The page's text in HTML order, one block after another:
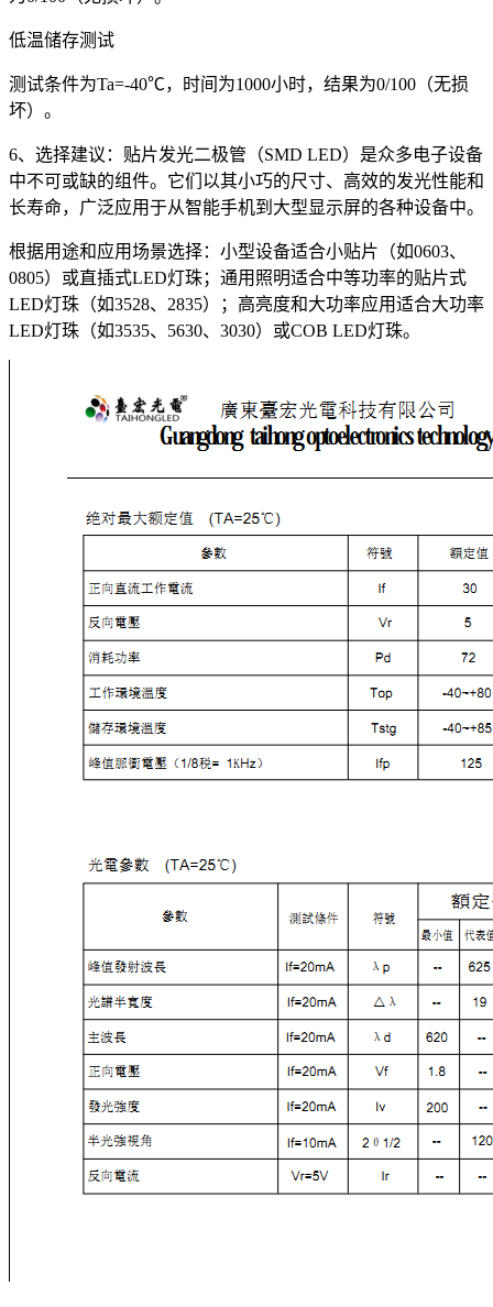
低温储存测试
测试条件为Ta=-40℃，时间为1000小时，结果为0/100（无损
坏）。
6、选择建议：贴片发光二极管（SMD LED）是众多电子设备
中不可或缺的组件。它们以其小巧的尺寸、高效的发光性能和
长寿命，广泛应用于从智能手机到大型显示屏的各种设备中。
根据用途和应用场景选择：小型设备适合小贴片（如0603、
0805）或直插式LED灯珠；通用照明适合中等功率的贴片式
LED灯珠（如3528、2835）；高亮度和大功率应用适合大功率
LED灯珠（如3535、5630、3030）或COB LED灯珠。